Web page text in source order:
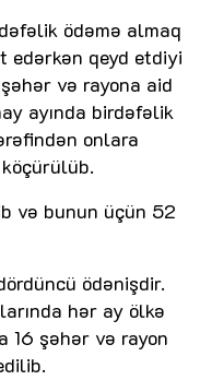
ödəmə almaq
edərkən qeyd etdiyi
və rayona aid
ayında birdəfəlik
onlara
və bunun üçün 52
ödənişdir.
hər ay ölkə
16 şəhər və rayon